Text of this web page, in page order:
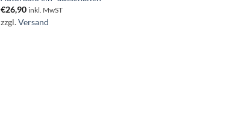
€26,90 inkl. MwST
zzgl.Versand